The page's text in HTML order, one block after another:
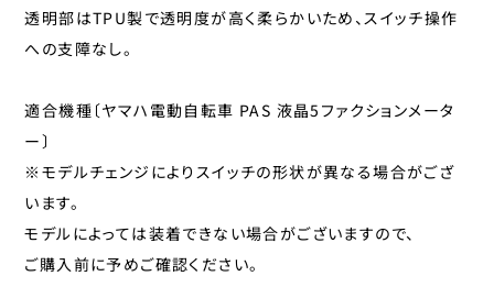
子供のせ
ブレーキ
マジックワン
ユニコ
永井油業
透明部はTPU製で透明度が高く柔らかいため、スイッチ操作
への支障なし。
適合機種〔ヤマハ電動自転車 PAS 液晶5ファクションメータ
ー〕
※モデルチェンジによりスイッチの形状が異なる場合がござ
います。
モデルによっては装着できない場合がございますので、
ご購入前に予めご確認ください。